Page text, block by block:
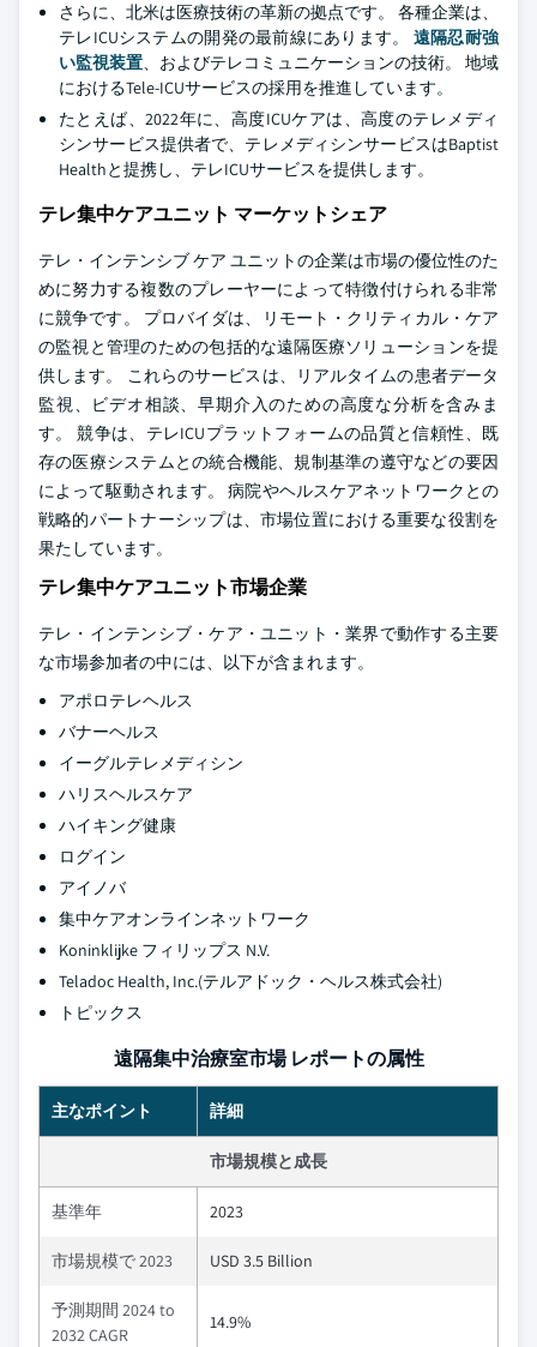
さらに、北米は医療技術の革新の拠点です。 各種企業は、
テレICUシステムの開発の最前線にあります。 遠隔忍耐強
い監視装置、およびテレコミュニケーションの技術。 地域
におけるTele-ICUサービスの採用を推進しています。
たとえば、2022年に、高度ICUケアは、高度のテレメディ
シンサービス提供者で、テレメディシンサービスはBaptist
Healthと提携し、テレICUサービスを提供します。
テレ集中ケアユニット マーケットシェア
テレ・インテンシブ ケア ユニットの企業は市場の優位性のた
めに努力する複数のプレーヤーによって特徴付けられる非常
に競争です。 プロバイダは、リモート・クリティカル・ケア
の監視と管理のための包括的な遠隔医療ソリューションを提
供します。 これらのサービスは、リアルタイムの患者データ
監視、ビデオ相談、早期介入のための高度な分析を含みま
す。 競争は、テレICUプラットフォームの品質と信頼性、既
存の医療システムとの統合機能、規制基準の遵守などの要因
によって駆動されます。 病院やヘルスケアネットワークとの
戦略的パートナーシップは、市場位置における重要な役割を
果たしています。
テレ集中ケアユニット市場企業
テレ・インテンシブ・ケア・ユニット・業界で動作する主要
な市場参加者の中には、以下が含まれます。
アポロテレヘルス
バナーヘルス
イーグルテレメディシン
ハリスヘルスケア
ハイキング健康
ログイン
アイノバ
集中ケアオンラインネットワーク
Koninklijke フィリップス N.V.
Teladoc Health, Inc.(テルアドック・ヘルス株式会社)
トピックス
遠隔集中治療室市場 レポートの属性
主なポイント 詳細
市場規模と成長
基準年 2023
市場規模で 2023 USD 3.5 Billion
予測期間 2024 to
2032 CAGR
14.9%